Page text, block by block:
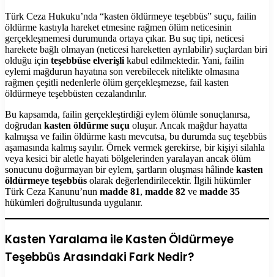
Türk Ceza Hukuku’nda “kasten öldürmeye teşebbüs” suçu, failin
öldürme kastıyla hareket etmesine rağmen ölüm neticesinin
gerçekleşmemesi durumunda ortaya çıkar. Bu suç tipi, neticesi
harekete bağlı olmayan (neticesi hareketten ayrılabilir) suçlardan biri
olduğu için teşebbüse elverişli kabul edilmektedir. Yani, failin
eylemi mağdurun hayatına son verebilecek nitelikte olmasına
rağmen çeşitli nedenlerle ölüm gerçekleşmezse, fail kasten
öldürmeye teşebbüsten cezalandırılır.
Bu kapsamda, failin gerçekleştirdiği eylem ölümle sonuçlanırsa,
doğrudan kasten öldürme suçu oluşur. Ancak mağdur hayatta
kalmışsa ve failin öldürme kastı mevcutsa, bu durumda suç teşebbüs
aşamasında kalmış sayılır. Örnek vermek gerekirse, bir kişiyi silahla
veya kesici bir aletle hayati bölgelerinden yaralayan ancak ölüm
sonucunu doğurmayan bir eylem, şartların oluşması hâlinde kasten
öldürmeye teşebbüs olarak değerlendirilecektir. İlgili hükümler
Türk Ceza Kanunu’nun madde 81, madde 82 ve madde 35
hükümleri doğrultusunda uygulanır.
Kasten Yaralama ile Kasten Öldürmeye
Teşebbüs Arasındaki Fark Nedir?